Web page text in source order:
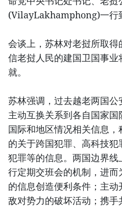
(VilayLakhamphong)一行
会谈上，苏林对老挝所取
信老挝人民的建国卫国事
就。
苏林强调，过去越老两国公
主动互换关系到各自国家
国际和地区情况相关信息
的关于跨国犯罪、高科技
犯罪等的信息。两国边界
行定期交班会的机制，进
的信息创造便利条件；主
敌对势力的破坏活动；携手